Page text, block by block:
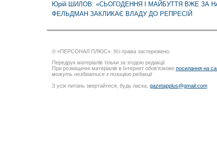
Юрій ШИЛОВ: «СЬОГОДЕННЯ І МАЙБУТТЯ ВЖЕ ЗА
ФЕЛЬДМАН ЗАКЛИКАЄ ВЛАДУ ДО РЕПРЕСІЙ
© «ПЕРСОНАЛ ПЛЮС». Усі права застережено.
Передрук матеріалів тільки за згодою редакції.
При розміщенні матеріалів в Інтернет обов’язкове посилання на
можуть незбігатися з позицією редакції
З усіх питань звертайтеся, будь ласка, gazetapplus@gmail.com